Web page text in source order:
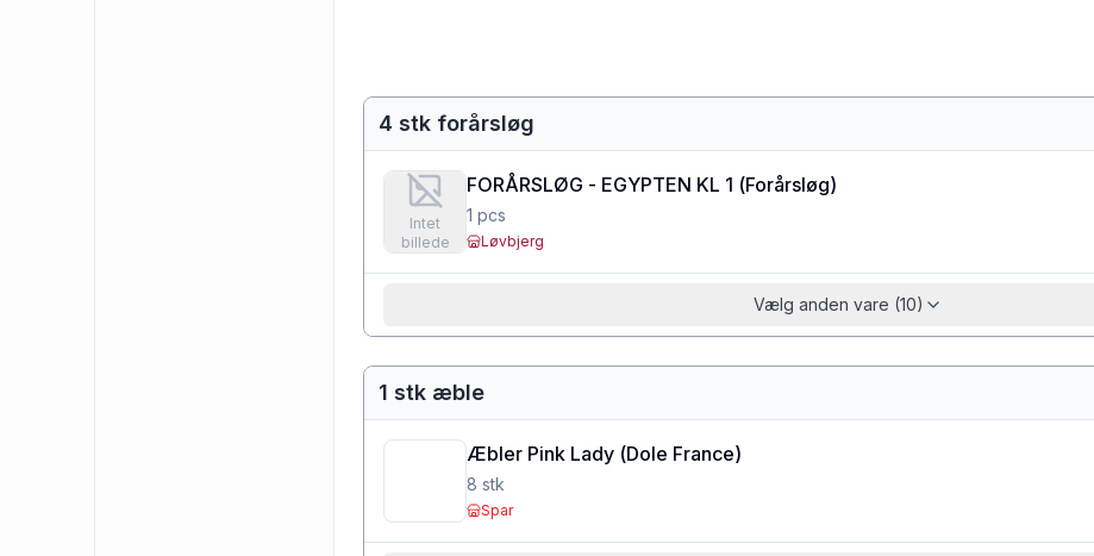
4 stk forårsløg
Intet
billede
FORÅRSLØG - EGYPTEN KL 1 (Forårsløg)
1 pcs
Løvbjerg
Vælg anden vare (10)
1 stk æble
Æbler Pink Lady (Dole France)
8 stk
Spar